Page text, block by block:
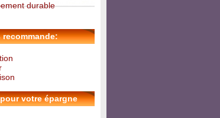
durable
votre épargne